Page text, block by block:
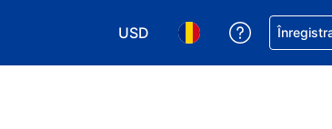
USD
Alegeţi moneda. Moneda
Alegeți limba. Limba
Primiți